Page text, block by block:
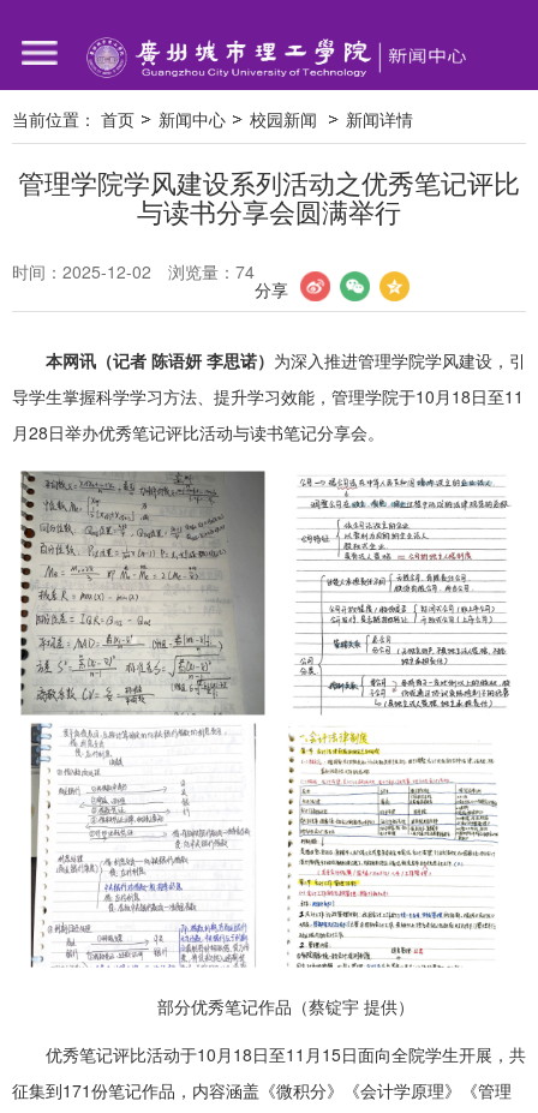
当前位置： 首页 新闻中心 校园新闻 新闻详情
管理学院学风建设系列活动之优秀笔记评比
与读书分享会圆满举行
时间：2025-12-02 浏览量： 74
分享
本网讯（记者 陈语妍 李思诺） 为深入推进管理学院学风建设，引
导学生掌握科学学习方法、提升学习效能，管理学院于10月18日至11
月28日举办优秀笔记评比活动与读书笔记分享会。
部分优秀笔记作品（蔡锭宇 提供）
优秀笔记评比活动于10月18日至11月15日面向全院学生开展，共
征集到171份笔记作品，内容涵盖《微积分》《会计学原理》《管理